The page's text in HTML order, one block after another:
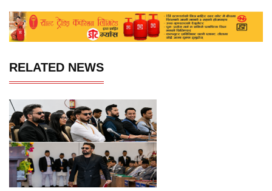
RELATED NEWS